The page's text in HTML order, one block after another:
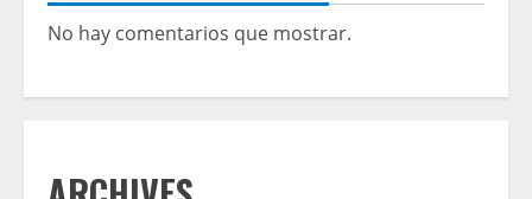
No hay comentarios que mostrar.